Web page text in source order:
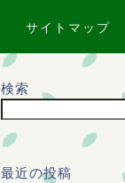
サイトマップ
検索
最近の投稿